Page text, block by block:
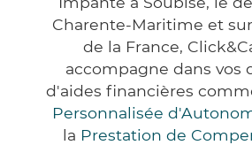
Charente-Maritime et
de la France,
accompagne dans vos
d'aides financières
Personnalisée
la Prestation de